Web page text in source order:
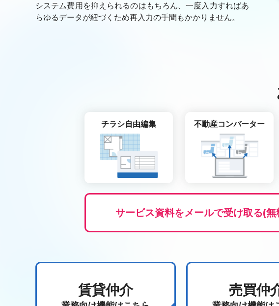
システム費用を抑えられるのはもちろん、一度入力すればあ
らゆるデータが紐づくため再入力の手間もかかりません。
チラシ自由編集 不動産コンバーター
サービス資料をメールで受け取る(無
賃貸仲介 売買仲